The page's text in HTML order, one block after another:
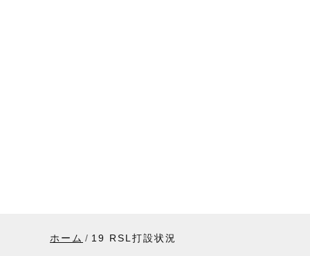
ホーム 19 RSL打設状況